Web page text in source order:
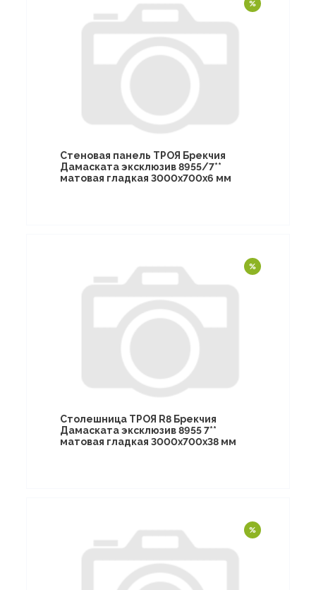
Стеновая панель ТРОЯ Брекчия
Дамаската эксклюзив 8955/7**
матовая гладкая 3000х700х6 мм
Столешница ТРОЯ R8 Брекчия
Дамаската эксклюзив 8955 7**
матовая гладкая 3000х700х38 мм